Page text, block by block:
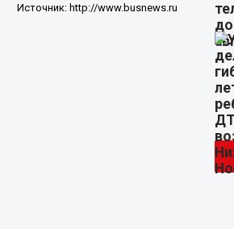
Источник: http://www.busnews.ru